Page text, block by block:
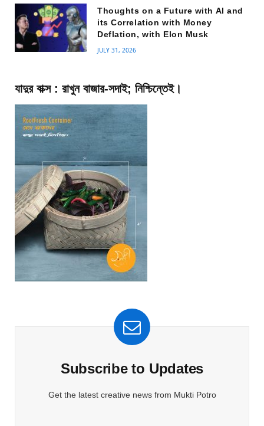
Thoughts on a Future with AI and
its Correlation with Money
Deflation, with Elon Musk
JULY 31, 2026
যাদুর বাক্স : রাখুন বাজার-সদাই; নিশ্চিন্তেই।
Subscribe to Updates
Get the latest creative news from Mukti Potro